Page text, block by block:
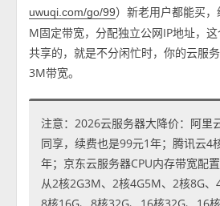
uwuqi.com/go/99）新老用户都能买
M固定带宽，分配独立公网IP地址，
共享的，就是不分闲忙时，你的云服
3M带宽。
注意：2026云服务器大降价：阿里
同享，续费也是99元1年；腾讯云4
年；京东云服务器CPU内存带宽配
从2核2G3M、2核4G5M、2核8G、